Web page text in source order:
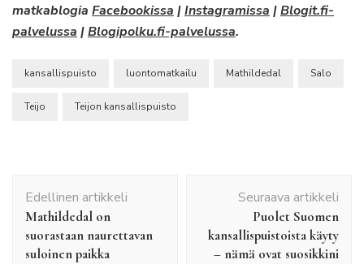
matkablogia Facebookissa |Instagramissa |Blogit.fi-
palvelussa |Blogipolku.fi-palvelussa.
kansallispuisto luontomatkailu Mathildedal Salo
Teijo Teijon kansallispuisto
selaus
Edellinen artikkeli
Mathildedal on
suorastaan naurettavan
suloinen paikka
Seuraava artikkeli
Puolet Suomen
kansallispuistoista käyty
– nämä ovat suosikkini